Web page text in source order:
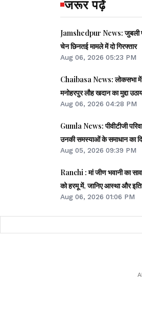
जरूर पढ़ें
Jamshedpur News: जुबली
चेन छिनतई मामले में दो गिरफ्तार
Aug 06, 2026 05:23 PM
Chaibasa News: लोकसभा में
मनोहरपुर लौह खदान का मुद्दा
Aug 06, 2026 04:28 PM
Gumla News: पीवीटीजी
उनकी समस्याओं के समाधान का
Aug 05, 2026 09:39 PM
Ranchi : मां जीण भवानी का
को हरमू में, जानिए आस्था और
बातें
Aug 06, 2026 01:06 PM